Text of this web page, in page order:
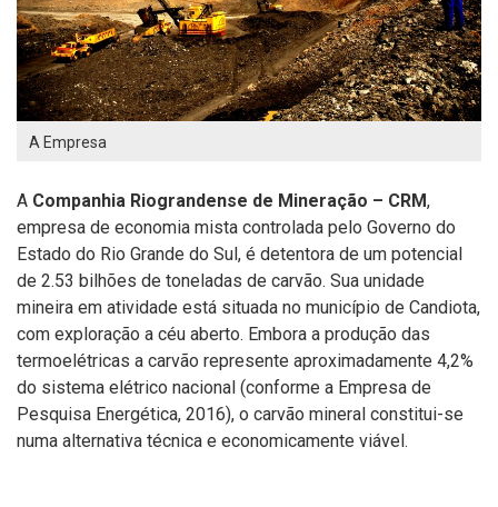
A Empresa
A Companhia Riograndense de Mineração – CRM,
empresa de economia mista controlada pelo Governo do
Estado do Rio Grande do Sul, é detentora de um potencial
de 2.53 bilhões de toneladas de carvão. Sua unidade
mineira em atividade está situada no município de Candiota,
com exploração a céu aberto. Embora a produção das
termoelétricas a carvão represente aproximadamente 4,2%
do sistema elétrico nacional (conforme a Empresa de
Pesquisa Energética, 2016), o carvão mineral constitui-se
numa alternativa técnica e economicamente viável.